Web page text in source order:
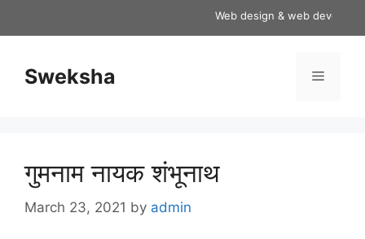
Web design & web
Sweksha Menu
गुमनाम नायक शंभूनाथ
March 23, 2021 by admin